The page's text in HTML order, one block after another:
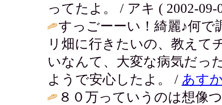
ってたよ。 / アキ ( 2002-09-
すっごーーい！綺麗♪何
リ畑に行きたいの、教えて
いなんて、大変な病気だっ
ようで安心したよ。 / あす
８０万っていうのは想像